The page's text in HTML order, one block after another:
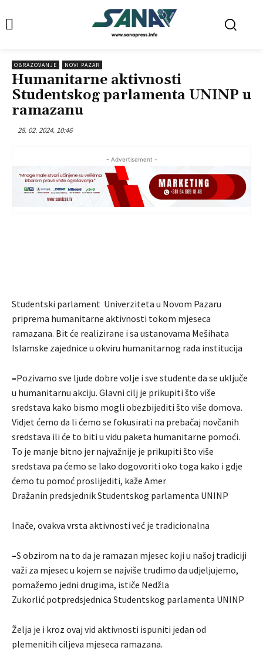
OBRAZOVANJE NOVI PAZAR
Humanitarne aktivnosti
Studentskog parlamenta UNINP u
ramazanu
28. 02. 2024. 10:46
- Advertisement -
Studentski parlament Univerziteta u Novom Pazaru
priprema humanitarne aktivnosti tokom mjeseca
ramazana. Bit će realizirane i sa ustanovama Mešihata
Islamske zajednice u okviru humanitarnog rada institucija
–Pozivamo sve ljude dobre volje i sve studente da se uključe
u humanitarnu akciju. Glavni cilj je prikupiti što više
sredstava kako bismo mogli obezbijediti što više domova.
Vidjet ćemo da li ćemo se fokusirati na prebačaj novčanih
sredstava ili će to biti u vidu paketa humanitarne pomoći.
To je manje bitno jer najvažnije je prikupiti što više
sredstava pa ćemo se lako dogovoriti oko toga kako i gdje
ćemo tu pomoć proslijediti, kaže Amer
Dražanin predsjednik Studentskog parlamenta UNINP
Inače, ovakva vrsta aktivnosti već je tradicionalna
–S obzirom na to da je ramazan mjesec koji u našoj tradiciji
važi za mjesec u kojem se najviše trudimo da udjeljujemo,
pomažemo jedni drugima, ističe Nedžla
Zukorlić potpredsjednica Studentskog parlamenta UNINP
Želja je i kroz ovaj vid aktivnosti ispuniti jedan od
plemenitih ciljeva mjeseca ramazana.